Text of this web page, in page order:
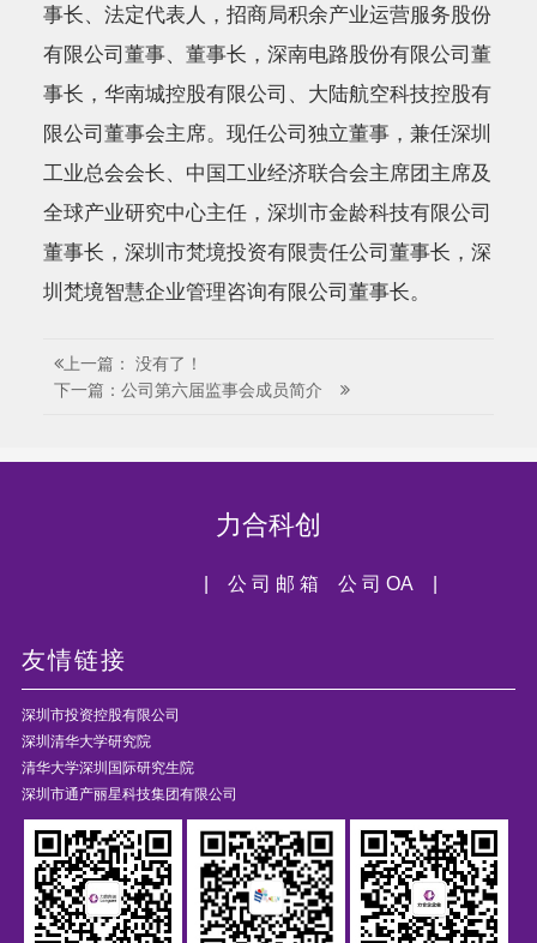
事长、法定代表人，招商局积余产业运营服务股份
有限公司董事、董事长，深南电路股份有限公司董
事长，华南城控股有限公司、大陆航空科技控股有
限公司董事会主席。现任公司独立董事，兼任深圳
工业总会会长、中国工业经济联合会主席团主席及
全球产业研究中心主任，深圳市金龄科技有限公司
董事长，深圳市梵境投资有限责任公司董事长，深
圳梵境智慧企业管理咨询有限公司董事长。
上一篇： 没有了！
下一篇：公司第六届监事会成员简介
力合科创
公 司 OA |
| 公 司 邮 箱
友情链接
深圳市投资控股有限公司
深圳清华大学研究院
清华大学深圳国际研究生院
深圳市通产丽星科技集团有限公司